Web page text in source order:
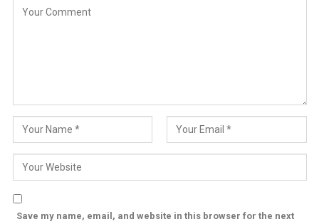
Save my name, email, and website in this browser for the next